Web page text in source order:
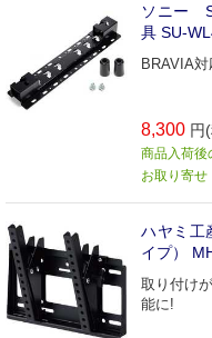
ソニー
具 SU-
BRAVIA
8,300 円
商品入荷
お取り寄せ
ハヤミ工
イプ）
取り付け
能に!